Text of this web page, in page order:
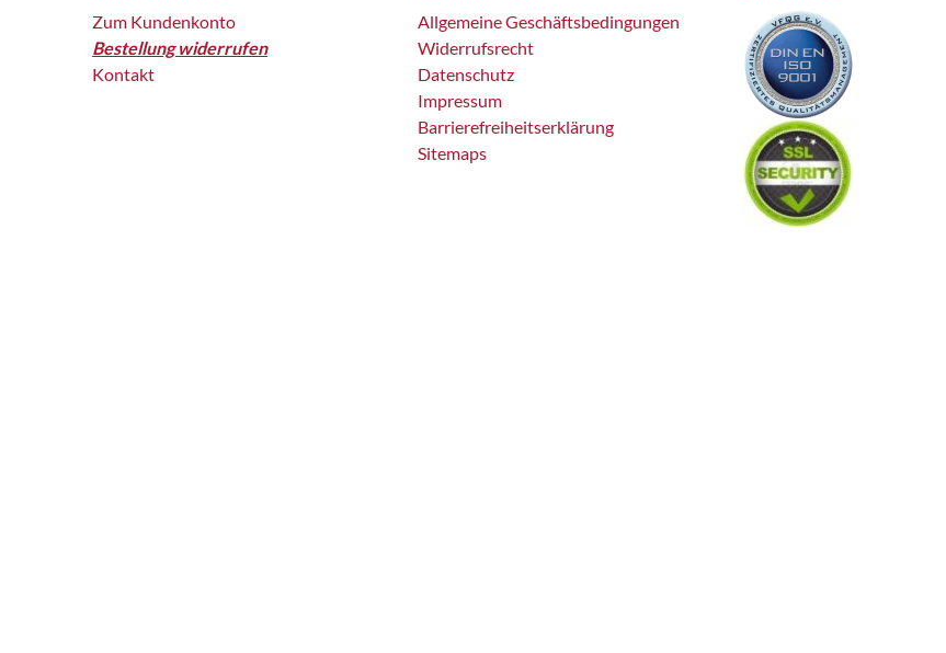
Zum Kundenkonto
Bestellung widerrufen
Kontakt
Allgemeine Geschäftsbedingungen
Widerrufsrecht
Datenschutz
Impressum
Barrierefreiheitserklärung
Sitemaps